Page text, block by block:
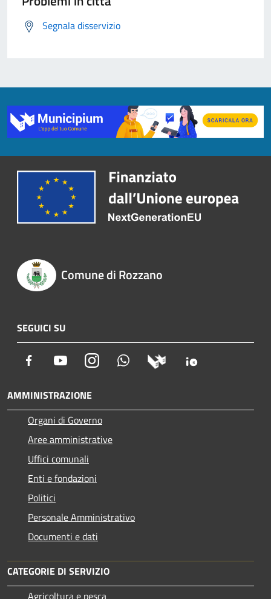
Segnala disservizio
Comune di Rozzano
SEGUICI SU
Facebook YoutubeInstagram Whatsapp
AMMINISTRAZIONE
Organi di Governo
Aree amministrative
Uffici comunali
Enti e fondazioni
Politici
Personale Amministrativo
Documenti e dati
CATEGORIE DI SERVIZIO